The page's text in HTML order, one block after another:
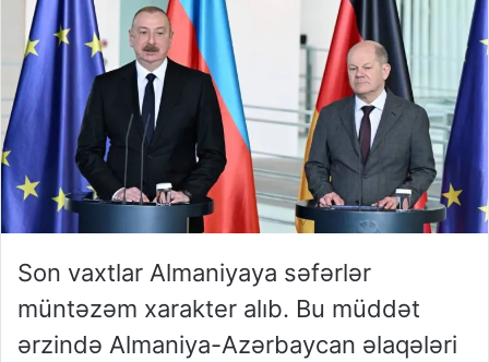
Son vaxtlar Almaniyaya səfərlər
müntəzəm xarakter alıb. Bu müddət
ərzində Almaniya-Azərbaycan əlaqələri